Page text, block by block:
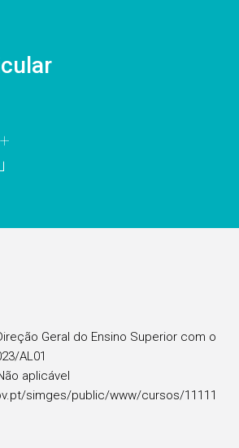
Geral do Ensino Superior com o
AL01
aplicável
simges/public/www/cursos/11111